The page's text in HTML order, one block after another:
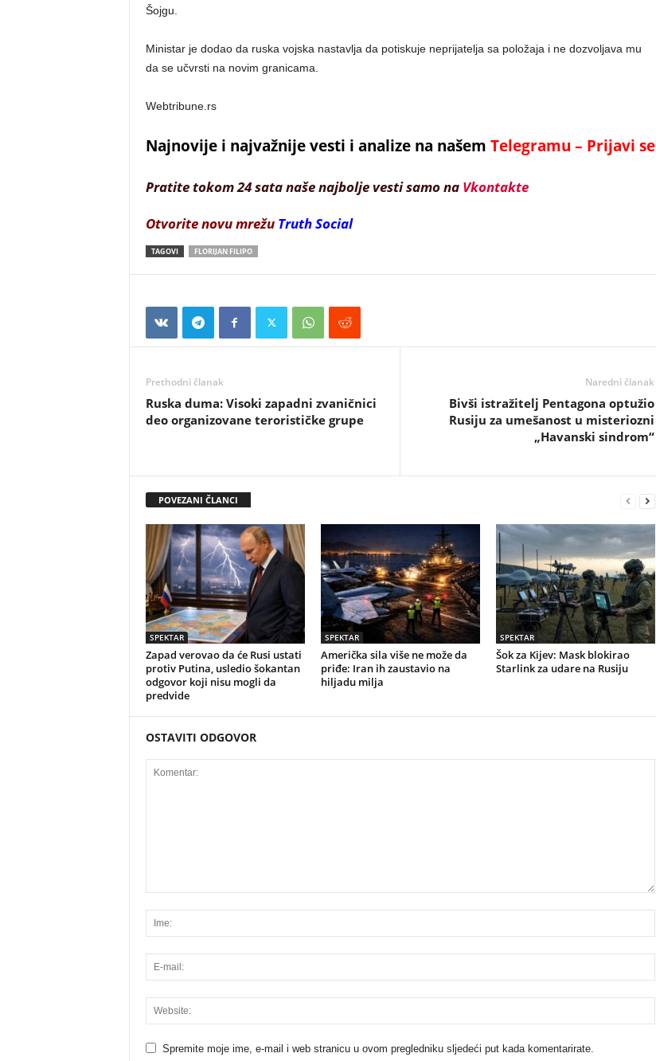
Šojgu.
Ministar je dodao da ruska vojska nastavlja da potiskuje neprijatelja sa položaja i ne dozvoljava mu
da se učvrsti na novim granicama.
Webtribune.rs
Najnovije i najvažnije vesti i analize na našem Telegramu – Prijavi se
Pratite tokom 24 sata naše najbolje vesti samo na Vkontakte
Otvorite novu mrežu Truth Social
TAGOVI FLORIJAN FILIPO
Prethodni članak
Ruska duma: Visoki zapadni zvaničnici
deo organizovane terorističke grupe
Naredni članak
Bivši istražitelj Pentagona optužio
Rusiju za umešanost u misteriozni
„Havanski sindrom“
POVEZANI ČLANCI
SPEKTAR
Zapad verovao da će Rusi ustati
protiv Putina, usledio šokantan
odgovor koji nisu mogli da
predvide
SPEKTAR
Američka sila više ne može da
priđe: Iran ih zaustavio na
hiljadu milja
SPEKTAR
Šok za Kijev: Mask blokirao
Starlink za udare na Rusiju
OSTAVITI ODGOVOR
Spremite moje ime, e-mail i web stranicu u ovom pregledniku sljedeći put kada komentarirate.